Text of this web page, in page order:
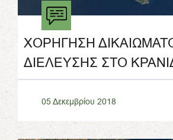
ΧΟΡΗΓΗΣΗ
ΔΙΕΛΕΥΣΗΣ ΣΤΟ
05 Δεκεμβρίου 2018